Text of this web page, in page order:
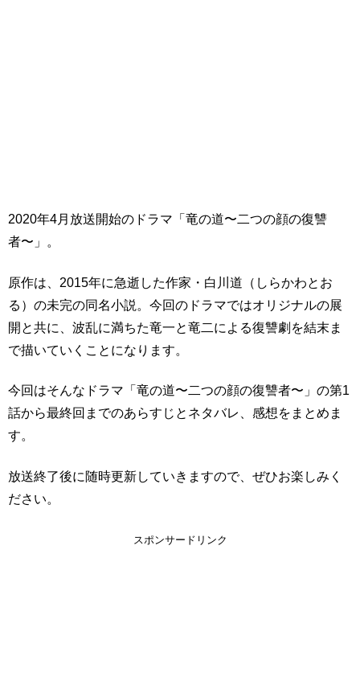
2020年4月放送開始のドラマ「竜の道〜二つの顔の復讐
者〜」。
原作は、2015年に急逝した作家・白川道（しらかわとお
る）の未完の同名小説。今回のドラマではオリジナルの展
開と共に、波乱に満ちた竜一と竜二による復讐劇を結末ま
で描いていくことになります。
今回はそんなドラマ「竜の道〜二つの顔の復讐者〜」の第1
話から最終回までのあらすじとネタバレ、感想をまとめま
す。
放送終了後に随時更新していきますので、ぜひお楽しみく
ださい。
スポンサードリンク